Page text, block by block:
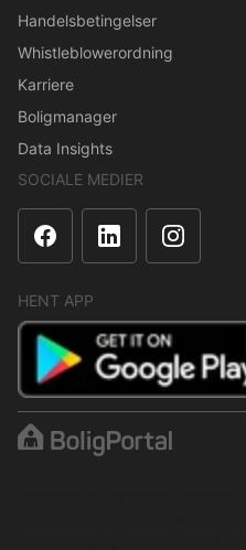
Handelsbetingelser
Whistleblowerordning
Karriere
Boligmanager
Data Insights
SOCIALE MEDIER
HENT APP